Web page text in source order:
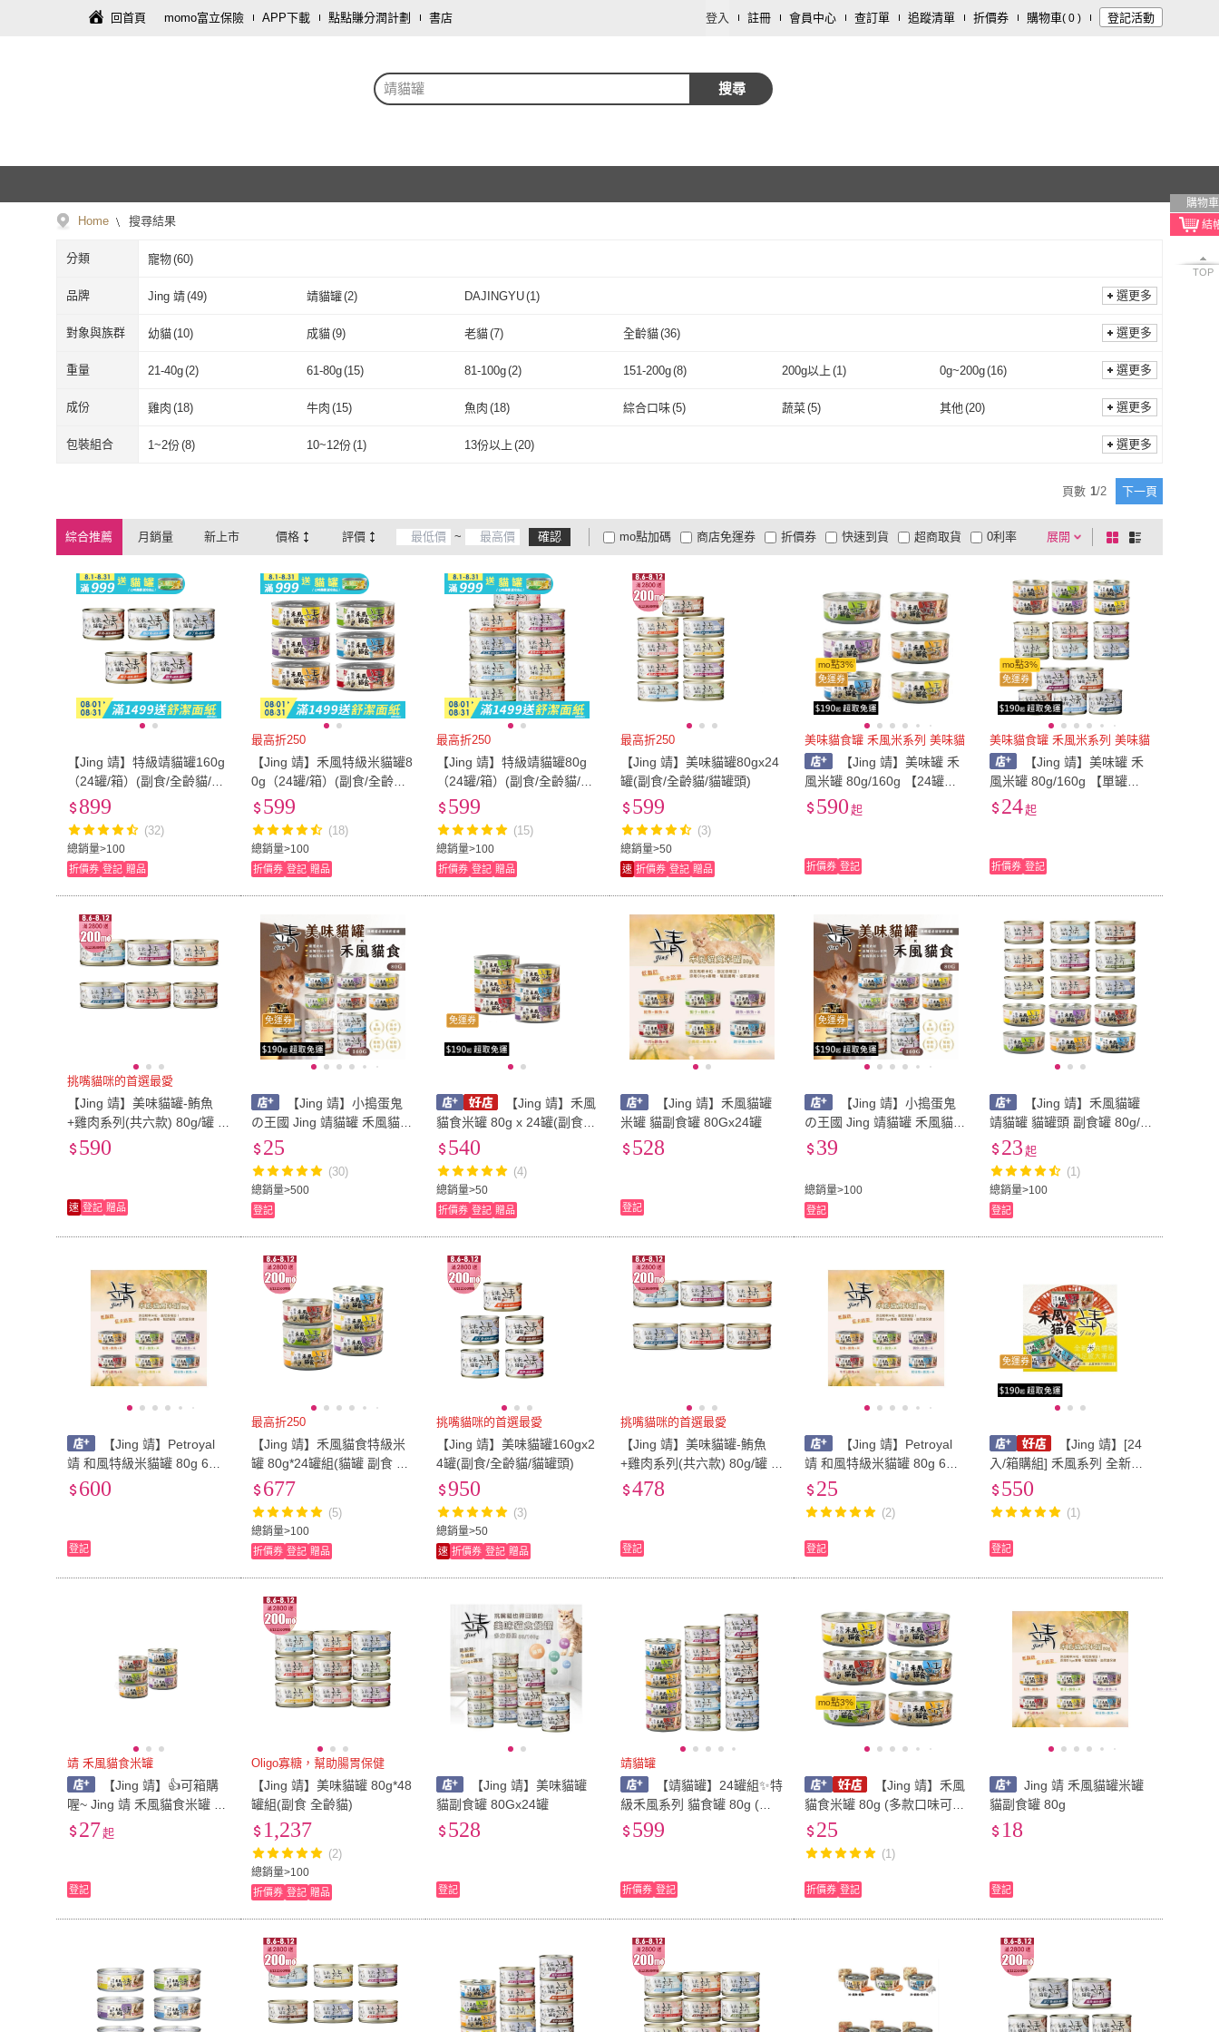
回首頁 momo富立保險 APP下載 點點賺分潤計劃 書店 登入 註冊 會員中心 查訂單 追蹤清單 折價券 購物車( 0 ) 登記活動
靖貓罐 搜尋
購物車
TOP
Home 搜尋結果
分類 寵物(60)
品牌 Jing 靖(49) 靖貓罐(2) DAJINGYU(1)
Jing 靖 靖貓罐 DAJINGYU
選更多
對象與族群 幼貓(10) 成貓(9) 老貓(7) 全齡貓(36)
幼貓(10 成貓(9 老貓 全齡貓
取消 選更多
重量 21-40g(2) 61-80g(15) 81-100g(2) 151-200g(8) 200g以上 (1) 0g~200g(16)
1500g~2000g 無(2 )
21-40g 61-80g 81-100g 151-200g
1500g~2000g 無(2)
取消 選更多
成份 雞肉 (18) 牛肉 (15) 魚肉 (18) 綜合口味(5) 蔬菜(5) 其他 (20)
鮪魚(16) 其他 (7) 41~50%( 1)
雞肉(18 牛肉(15 魚肉(18
取消 選更多
包裝組合 1~2份(8) 10~12份(1) 13份以上 (20) 選更多
頁數 1/2 下一頁
綜合推薦 月銷量 新上市 價格 評價 ~ 確認 展開
折價券
有影片
商品有量 電視購物
mo點加碼 快速到貨 超商取貨
低溫宅配
大家電安心配
大家電快配
商店免運券 0利率
及以上 及以上 1 及以上
棋
盤
列
【Jing 靖】特級靖貓罐160g
（24罐/箱）(副食/全齡貓/貓
罐頭)
總銷量>100
899
(32)
折價券 登記 贈品
最高折250
【Jing 靖】禾風特級米貓罐8
0g（24罐/箱）(副食/全齡貓/
貓罐頭)
總銷量>100
599
(18)
折價券 登記 贈品
最高折250
【Jing 靖】特級靖貓罐80g
（24罐/箱）(副食/全齡貓/貓
罐頭)
總銷量>100
599
(15)
折價券 登記 贈品
最高折250
【Jing 靖】美味貓罐80gx24
罐(副食/全齡貓/貓罐頭)
總銷量>50
599
(3)
速 折價券 登記 贈品
mo點3%
免運券
美味貓食罐 禾風米系列 美味貓
【Jing 靖】美味罐 禾
風米罐 80g/160g 【24罐
組】美味貓食 靖罐 靖貓罐
590 起
折價券 登記
mo點3%
免運券
美味貓食罐 禾風米系列 美味貓
【Jing 靖】美味罐 禾
風米罐 80g/160g 【單罐
組】美味貓食 靖罐 靖貓罐
貓罐頭
24起
折價券 登記
挑嘴貓咪的首選最愛
【Jing 靖】美味貓罐-鮪魚
+雞肉系列(共六款) 80g/罐 1
2罐組
590
速 登記 贈品
免運券
【Jing 靖】小搗蛋鬼
の王國 Jing 靖貓罐 禾風貓食
特級米罐 80G(貓罐頭 美味
貓罐)
總銷量>500
25
(30)
登記
免運券
【Jing 靖】禾風
貓食米罐 80g x 24罐(副食
全齡貓 貓罐頭 靖貓罐)
總銷量>50
540
(4)
折價券 登記 贈品
【Jing 靖】禾風貓罐
米罐 貓副食罐 80Gx24罐
528
登記
免運券
【Jing 靖】小搗蛋鬼
の王國 Jing 靖貓罐 禾風貓食
特級米罐 160G(貓罐頭 美味
總銷量>100
39
登記
【Jing 靖】禾風貓罐
靖貓罐 貓罐頭 副食罐 80g/1
60g
總銷量>100
23 起
(1)
登記
【Jing 靖】Petroyal
靖 和風特級米貓罐 80g 6種
口味可選 靖米罐 Jing 貓罐頭
600
登記
最高折250
【Jing 靖】禾風貓食特級米
罐 80g*24罐組(貓罐 副食 全
齡貓)
總銷量>100
677
(5)
折價券 登記 贈品
挑嘴貓咪的首選最愛
【Jing 靖】美味貓罐160gx2
4罐(副食/全齡貓/貓罐頭)
總銷量>50
950
(3)
速 折價券 登記 贈品
挑嘴貓咪的首選最愛
【Jing 靖】美味貓罐-鮪魚
+雞肉系列(共六款) 80g/罐 1
2罐組
478
登記
【Jing 靖】Petroyal
靖 和風特級米貓罐 80g 6種
口味可選 靖米罐 Jing 貓罐頭
25
(2)
登記
免運券
【Jing 靖】[24
入/箱購組] 禾風系列 全新米
食新體驗 貓罐 80g 米貓罐
550
(1)
登記
靖 禾風貓食米罐
【Jing 靖】👍可箱購
喔~ Jing 靖 禾風貓食米罐 80
g 貓罐頭 主食罐 共6種口味
27起
登記
Oligo寡糖，幫助腸胃保健
【Jing 靖】美味貓罐 80g*48
罐組(副食 全齡貓)
總銷量>100
1,237
(2)
折價券 登記 贈品
【Jing 靖】美味貓罐
貓副食罐 80Gx24罐
528
登記
靖貓罐
【靖貓罐】24罐組✨特
級禾風系列 貓食罐 80g (禾
風米罐 特級罐 靖罐 靖貓罐
599
折價券 登記
mo點3%
【Jing 靖】禾風
貓食米罐 80g (多款口味可
選)｜貓罐頭 貓副食罐 米貓
25
(1)
折價券 登記
Jing 靖 禾風貓罐米罐
貓副食罐 80g
18
登記